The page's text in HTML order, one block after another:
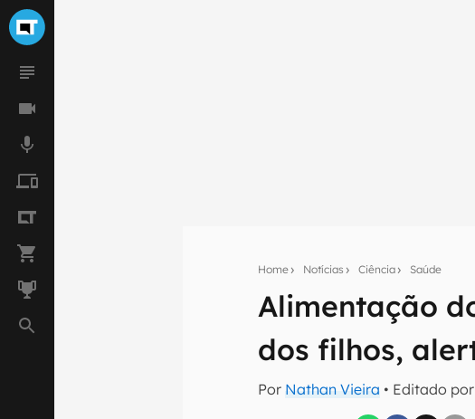
Home Notícias Ciência Saúde
Alimentação
dos filhos,
Por Nathan Vieira • Editado por
Seu resumo
Assine a newsletter do
mão.
E-mail